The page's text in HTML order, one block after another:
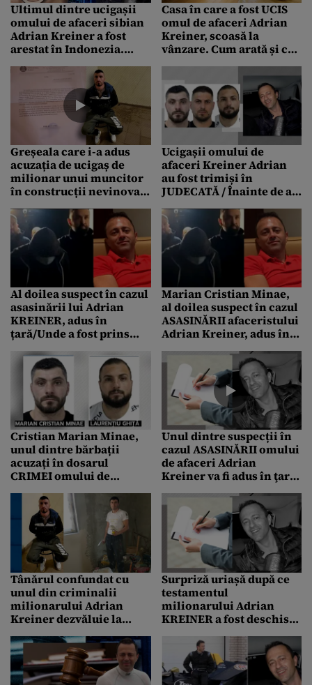
Ultimul dintre ucigașii
omului de afaceri sibian
Adrian Kreiner a fost
arestat în Indonezia.
țară
Casa în care a fost UCIS
omul de afaceri Adrian
Kreiner, scoasă la
vânzare. Cum arată și cât
Greșeala care i-a adus
acuzația de ucigaș de
milionar unui muncitor
în construcții nevinovat.
aveau INTERCEPTĂRI
fără dovezi
Ucigașii omului de
afaceri Kreiner Adrian
au fost trimiși în
JUDECATĂ / Înainte de a
au „filat” un medic din
Pitești
Al doilea suspect în cazul
asasinării lui Adrian
KREINER, adus în
țară/Unde a fost prins
Marian Cristian Minae,
al doilea suspect în cazul
ASASINĂRII afaceristului
Adrian Kreiner, adus în
Cristian Marian Minae,
unul dintre bărbații
acuzați în dosarul
CRIMEI omului de
Kreiner, va fi adus marți
în țară
Unul dintre suspecții în
cazul ASASINĂRII omului
de afaceri Adrian
Kreiner va fi adus în ţară
Justiției
Tânărul confundat cu
unul din criminalii
milionarului Adrian
Kreiner dezvăluie la
și încătușat de polițiști:
”Să plătească!”
Surpriză uriașă după ce
testamentul
milionarului Adrian
KREINER a fost deschis.
între fiică și concubină